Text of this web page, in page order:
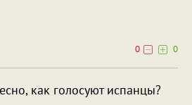
0
0
как голосуют испанцы?